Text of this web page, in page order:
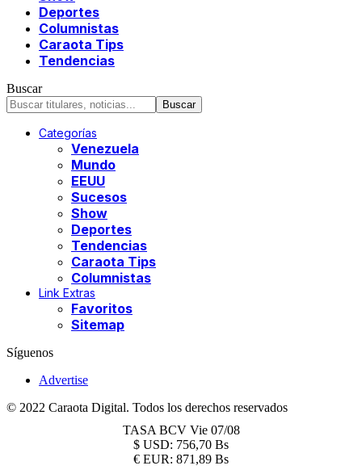
Deportes
Columnistas
Caraota Tips
Tendencias
Buscar
Categorías
Venezuela
Mundo
EEUU
Sucesos
Show
Deportes
Tendencias
Caraota Tips
Columnistas
Link Extras
Favoritos
Sitemap
Síguenos
Advertise
© 2022 Caraota Digital. Todos los derechos reservados
TASA BCV Vie 07/08
$ USD: 756,70 Bs
€ EUR: 871,89 Bs